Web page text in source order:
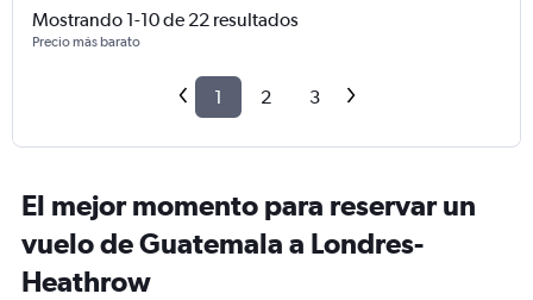
Mostrando 1-10 de 22 resultados
Precio más barato
1 2 3
El mejor momento para reservar un
vuelo de Guatemala a Londres-
Heathrow